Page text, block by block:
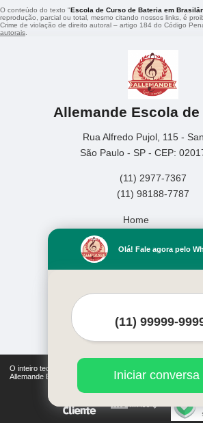
O conteúdo do texto "Escola de Curso de Bateria em
reprodução, parcial ou total, mesmo citando nossos links, é
Crime de violação de direito autoral – artigo 184 do Código
autorais
Allemande Escola
Rua Alfredo Pujol, 115 -
São Paulo - SP - CEP:
(11) 2977-7367
(11) 98188-7787
Home
Missão
O inteiro teor deste site está sujeito à proteção de
Allemande Escola de Música (Lei 9610 de 19/02/1998)
Olá! Fale agora pelo
Iniciar conversa